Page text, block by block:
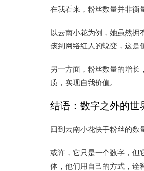
在我看来，粉丝数量并非衡
以云南小花为例，她虽然拥
孩到网络红人的蜕变，这是
另一方面，粉丝数量的增
质，实现自我价值。
结语：数字之外的世
回到云南小花快手粉丝的数
或许，它只是一个数字，但
体，他们用自己的方式，诠